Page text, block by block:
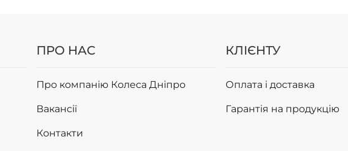
ПРО НАС
Про компанію Колеса Дніпро
Вакансії
Контакти
КЛІЄНТУ
Оплата і доставка
Гарантія на продукцію